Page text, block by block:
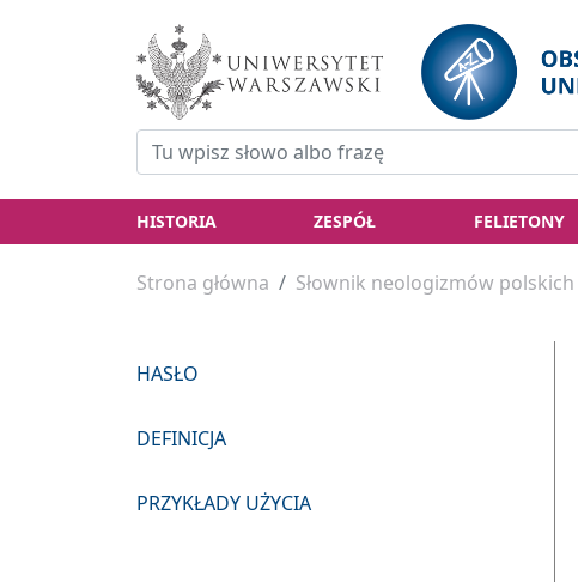
HISTORIA ZESPÓŁ FELIETONY
Strona główna Słownik neologizmów polskich
HASŁO
DEFINICJA
PRZYKŁADY UŻYCIA